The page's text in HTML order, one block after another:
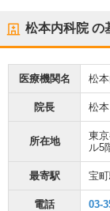
松本内科院の
医療機関名 松
院長 松
所在地
東
ル5
最寄駅 宝
電話 03-